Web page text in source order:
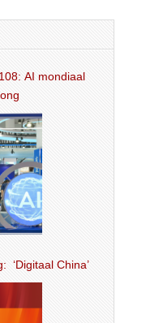
‘Digitaal China’